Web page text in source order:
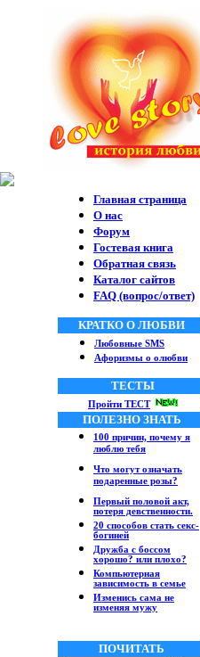
Главная страница
О нас
Форум
Гостевая книга
Обратная связь
Каталог сайтов
FAQ (вопрос/ответ)
КРАТКО О ЛЮБВИ
Любовные SMS
Афоризмы о олюбви
ТЕСТЫ
Пройти ТЕСТ
ПОЛЕЗНО ЗНАТЬ
100 причин, почему я
люблю тебя
Что могут означать
подаренные розы?
Первый половой акт,
потеря девственности.
20 способов стать секс-
богиней
Дружба с боссом
хорошо? или плохо?
Компьютерная
зависимость в семье
Изменись сама не
изменяя мужу
ПОЧИТАТЬ